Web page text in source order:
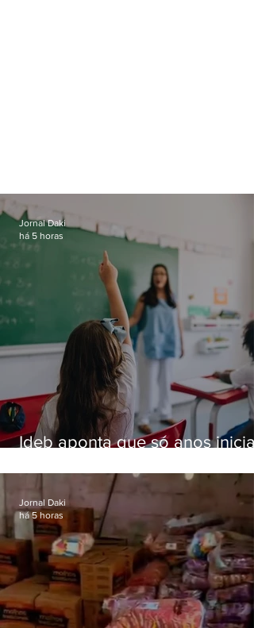
Ideb aponta que só anos
educação
Jornal Daki
há 5 horas
Jornal Daki
há 5 horas